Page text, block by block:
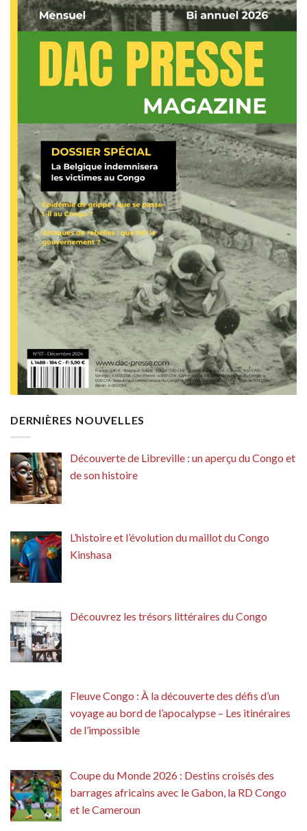
DERNIÈRES NOUVELLES
Découverte de Libreville : un aperçu du Congo et
de son histoire
L’histoire et l’évolution du maillot du Congo
Kinshasa
Découvrez les trésors littéraires du Congo
Fleuve Congo : À la découverte des défis d’un
voyage au bord de l’apocalypse – Les itinéraires
de l’impossible
Coupe du Monde 2026 : Destins croisés des
barrages africains avec le Gabon, la RD Congo
et le Cameroun